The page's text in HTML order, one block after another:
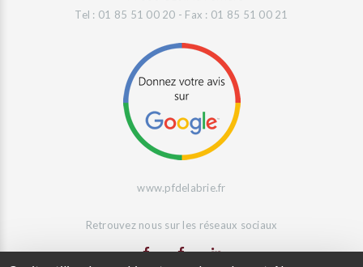
Tel : 01 85 51 00 20 - Fax : 01 85 51 00 21
www.pfdelabrie.fr
Retrouvez nous sur les réseaux sociaux